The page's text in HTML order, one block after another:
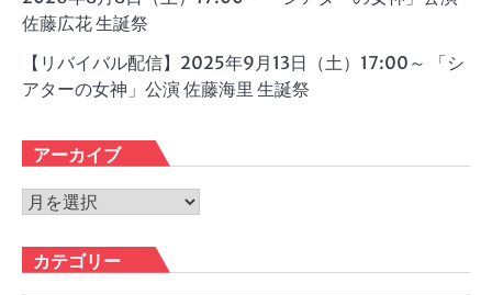
佐藤広花 生誕祭
【リバイバル配信】2025年9月13日（土）17:00～ 「シ
アターの女神」公演 佐藤海里 生誕祭
アーカイブ
ア
カ
イ
カテゴリー